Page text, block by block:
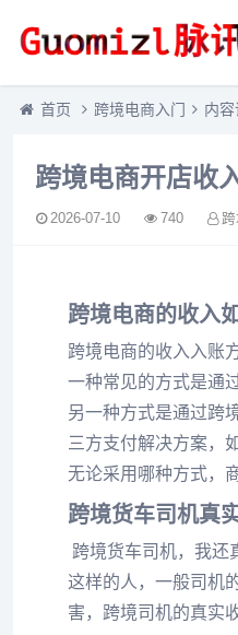
首页 跨境电商入门 内
跨境电商开店收
2026-07-10 740
跨境电商的收入
跨境电商的收入入账
一种常见的方式是通
另一种方式是通过跨
三方支付解决方案，
无论采用哪种方式，
跨境货车司机真
跨境货车司机，我还
这样的人，一般司机
害，跨境司机的真实